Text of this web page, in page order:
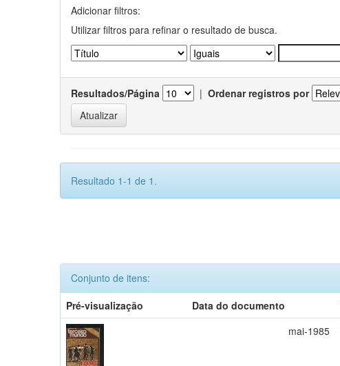
Adicionar filtros:
Utilizar filtros para refinar o resultado de busca.
Resultados/Página | Ordenar registros por
Resultado 1-1 de 1.
Conjunto de itens:
Pré-visualização
Data do documento
mai-1985